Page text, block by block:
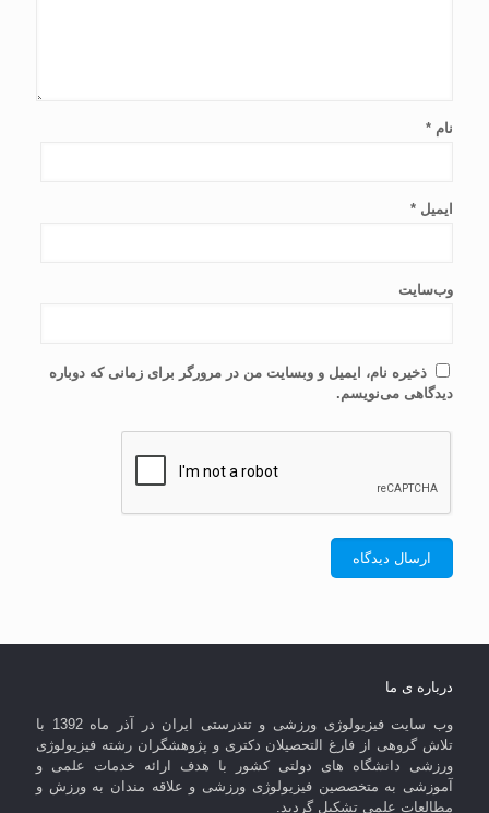
نام *
ایمیل *
وب‌سایت
ذخیره نام، ایمیل و وبسایت من در مرورگر برای زمانی که دوباره
دیدگاهی می‌نویسم.
درباره ی ما
وب سایت فیزیولوژی ورزشی و تندرستی ایران در آذر ماه 1392 با
تلاش گروهی از فارغ التحصیلان دکتری و پژوهشگران رشته فیزیولوژی
ورزشی دانشگاه های دولتی کشور با هدف ارائه خدمات علمی و
آموزشی به متخصصین فیزیولوژی ورزشی و علاقه مندان به ورزش و
مطالعات علمی تشکیل گردید.